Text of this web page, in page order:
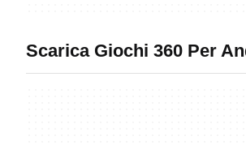
Scarica Giochi 360 Per